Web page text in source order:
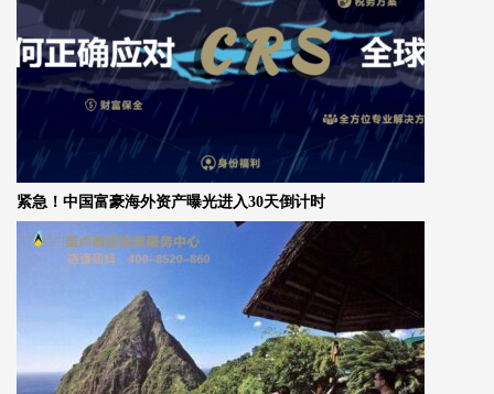
紧急！中国富豪海外资产曝光进入30天倒计时